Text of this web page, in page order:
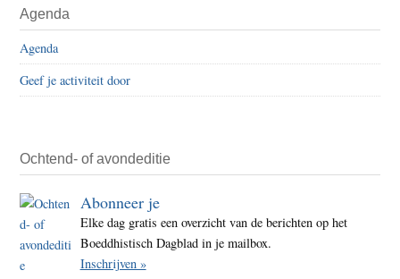
wat
Sidebar
Agenda
Agenda
Geef je activiteit door
Ochtend- of avondeditie
Abonneer je
Elke dag gratis een overzicht van de berichten op het
Boeddhistisch Dagblad in je mailbox.
Inschrijven »